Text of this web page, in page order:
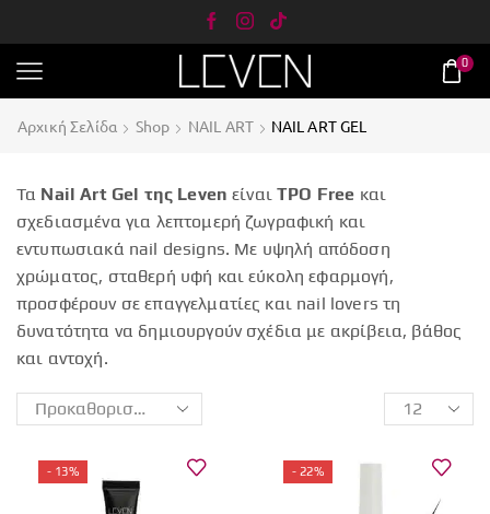
0
Αρχική Σελίδα Shop NAIL ART NAIL ART GEL
Τα Nail Art Gel της Leven είναιTPO Free και
σχεδιασμένα για λεπτομερή ζωγραφική και
εντυπωσιακά nail designs. Με υψηλή απόδοση
χρώματος, σταθερή υφή και εύκολη εφαρμογή,
προσφέρουν σε επαγγελματίες και nail lovers τη
δυνατότητα να δημιουργούν σχέδια με ακρίβεια, βάθος
και αντοχή.
- 13% - 22%